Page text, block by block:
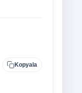
Kopyala